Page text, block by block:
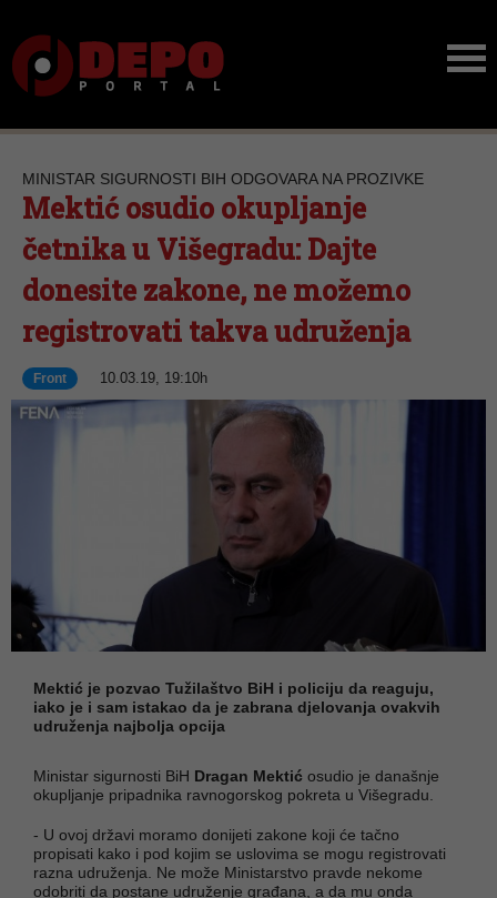
MINISTAR SIGURNOSTI BIH ODGOVARA NA PROZIVKE
Mektić osudio okupljanje
četnika u Višegradu: Dajte
donesite zakone, ne možemo
registrovati takva udruženja
Front 10.03.19, 19:10h
Mektić je pozvao Tužilaštvo BiH i policiju da reaguju,
iako je i sam istakao da je zabrana djelovanja ovakvih
udruženja najbolja opcija
Ministar sigurnosti BiH Dragan Mektić osudio je današnje
okupljanje pripadnika ravnogorskog pokreta u Višegradu.
- U ovoj državi moramo donijeti zakone koji će tačno
propisati kako i pod kojim se uslovima se mogu registrovati
razna udruženja. Ne može Ministarstvo pravde nekome
odobriti da postane udruženje građana, a da mu onda